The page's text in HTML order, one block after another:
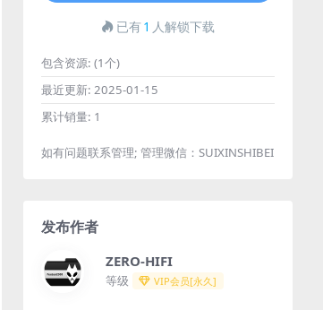
已有1 人解锁下载
包含资源: (1个)
最近更新: 2025-01-15
累计销量: 1
如有问题联系管理; 管理微信：SUIXINSHIBEI
发布作者
ZERO-HIFI
等级 VIP会员[永久]